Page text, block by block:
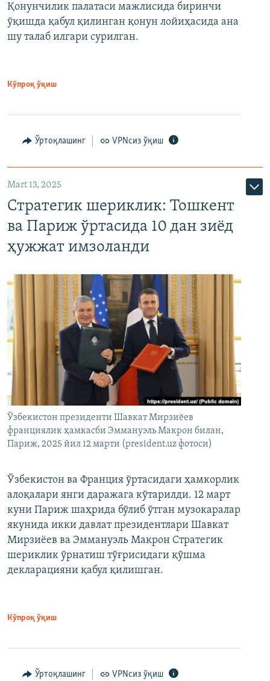
Қонунчилик палатаси мажлисида биринчи
ўқишда қабул қилинган қонун лойиҳасида ана
шу талаб илгари сурилган.
Кўпроқ ўқиш
Ўртоқлашинг VPNсиз ўқиш
Mart 13, 2025
Стратегик шериклик: Тошкент
ва Париж ўртасида 10 дан зиёд
ҳужжат имзоланди
Ўзбекистон президенти Шавкат Мирзиёев
франциялик ҳамкасби Эммануэль Макрон билан,
Париж, 2025 йил 12 марти (president.uz фотоси)
Ўзбекистон ва Франция ўртасидаги ҳамкорлик
алоқалари янги даражага кўтарилди. 12 март
куни Париж шаҳрида бўлиб ўтган музокаралар
якунида икки давлат президентлари Шавкат
Мирзиёев ва Эммануэль Макрон Стратегик
шериклик ўрнатиш тўғрисидаги қўшма
декларацияни қабул қилишган.
Кўпроқ ўқиш
Ўртоқлашинг VPNсиз ўқиш